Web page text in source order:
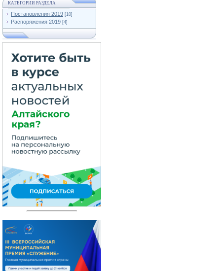
КАТЕГОРИИ РАЗДЕЛА
Постановления 2019 [10]
Распоряжения 2019 [4]